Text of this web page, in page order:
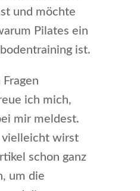
und möchte
Pilates ein
ist.
ich mich,
mir meldest.
wirst
schon ganz
um die